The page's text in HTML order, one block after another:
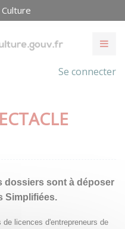
Se connecter
dossiers sont à déposer
Simplifiées.
licences d'entrepreneurs de